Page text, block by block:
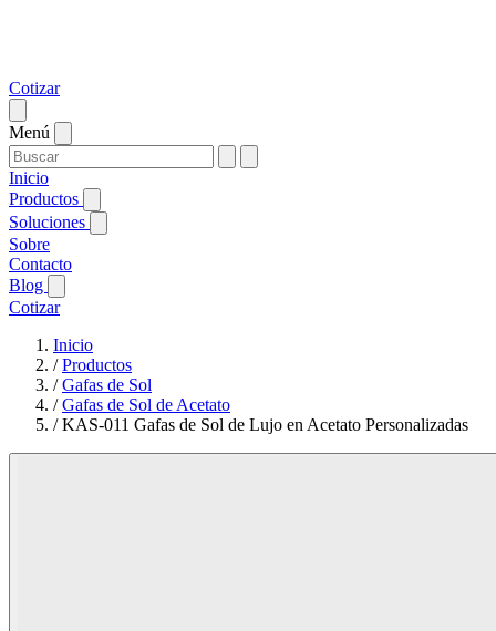
Cotizar
Menú
Inicio
Productos
Soluciones
Sobre
Contacto
Blog
Cotizar
Inicio
/Productos
/Gafas de Sol
/Gafas de Sol de Acetato
/KAS-011 Gafas de Sol de Lujo en Acetato Personalizadas